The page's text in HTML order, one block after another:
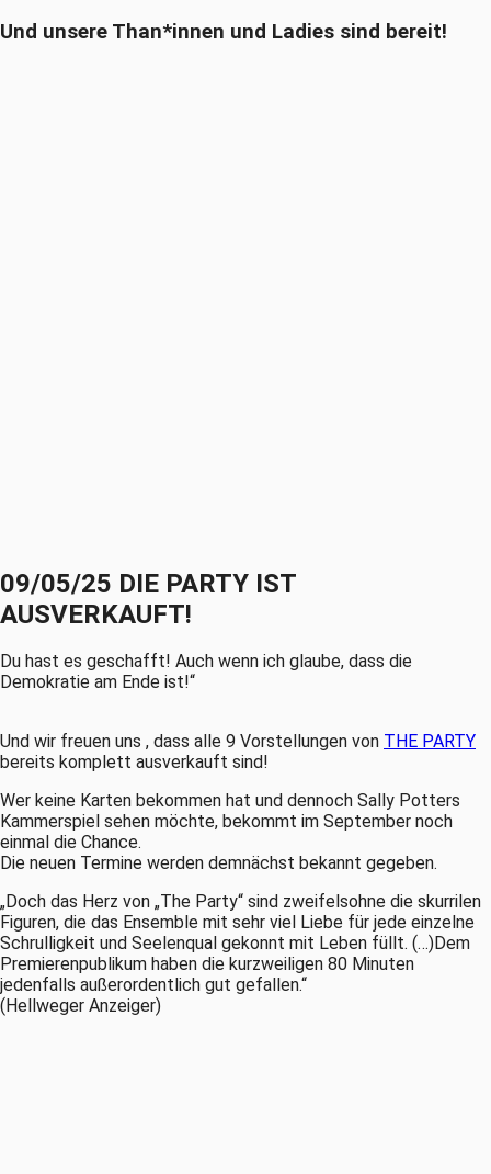
Und unsere Than*innen und Ladies sind bereit!
09/05/25 DIE PARTY IST
AUSVERKAUFT!
Du hast es geschafft! Auch wenn ich glaube, dass die
Demokratie am Ende ist!“
Und wir freuen uns , dass alle 9 Vorstellungen von THE PARTY
bereits komplett ausverkauft sind!
Wer keine Karten bekommen hat und dennoch Sally Potters
Kammerspiel sehen möchte, bekommt im September noch
einmal die Chance.
Die neuen Termine werden demnächst bekannt gegeben.
„Doch das Herz von „The Party“ sind zweifelsohne die skurrilen
Figuren, die das Ensemble mit sehr viel Liebe für jede einzelne
Schrulligkeit und Seelenqual gekonnt mit Leben füllt. (…)Dem
Premierenpublikum haben die kurzweiligen 80 Minuten
jedenfalls außerordentlich gut gefallen.“
(Hellweger Anzeiger)